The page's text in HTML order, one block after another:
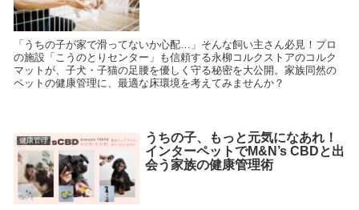
「うちの子が家で滑ってないか心配…」そんな飼い主さん必見！プロ
の施設「こうのとりセンター」も信頼する永柳コルクストアのコルク
マットが、子犬・子猫の足腰を優しく守る秘密を大公開。家族同然の
ペットの健康管理に、最適な床環境を考えてみませんか？
健康管理
うちの子、もっと元気になあれ！
インターペットでM&N’s CBDと出
会う家族の健康管理術